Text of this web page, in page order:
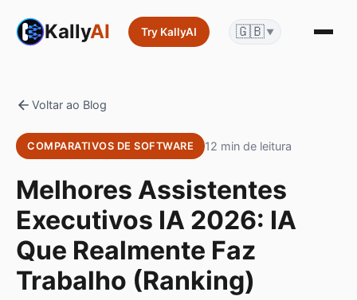
KallyAI Try KallyAI 🇬🇧 ▼
Voltar ao Blog
COMPARATIVOS DE SOFTWARE 12 min de leitura
Melhores Assistentes
Executivos IA 2026: IA
Que Realmente Faz
Trabalho (Ranking)